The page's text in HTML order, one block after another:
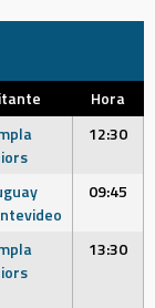
Hora
12:30
09:45
13:30